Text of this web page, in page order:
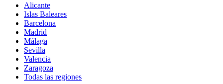
Alicante
Islas Baleares
Barcelona
Madrid
Málaga
Sevilla
Valencia
Zaragoza
Todas las regiones